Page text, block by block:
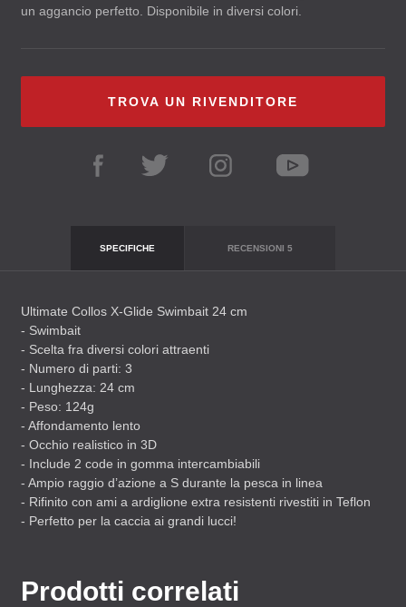
un aggancio perfetto. Disponibile in diversi colori.
TROVA UN RIVENDITORE
SPECIFICHE RECENSIONI 5
Ultimate Collos X-Glide Swimbait 24 cm
- Swimbait
- Scelta fra diversi colori attraenti
- Numero di parti: 3
- Lunghezza: 24 cm
- Peso: 124g
- Affondamento lento
- Occhio realistico in 3D
- Include 2 code in gomma intercambiabili
- Ampio raggio d’azione a S durante la pesca in linea
- Rifinito con ami a ardiglione extra resistenti rivestiti in Teflon
- Perfetto per la caccia ai grandi lucci!
Prodotti correlati